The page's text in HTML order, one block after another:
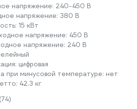
напряжение: 240-450 В
напряжение: 380 В
15 кВт
напряжение: 450 В
напряжение: 240 В
цифровая
при минусовой температуре: нет
42.3 кг
(74)